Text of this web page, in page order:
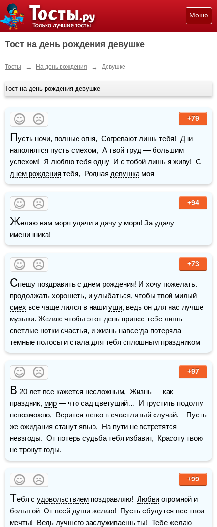
Меню
Тост на день рождения девушке
Тосты → На день рождения → Девушке
Тост на день рождения девушке
+79
Пусть ночи, полные огня,  Согревают лишь тебя!  Дни
наполнятся пусть смехом,  А твой труд — большим
днем рождения тебя,  Родная девушка моя!
+94
Желаю вам моря удачи и дачу у моря
именинника!
+73
Спешу поздравить с днем рождения! И хочу пожелать,
смех все чаще лился в наши уши
музыки. Желаю чтобы этот день принес тебе лишь
светлые нотки счастья, и жизнь навсегда потеряла
темные полосы и стала для тебя сплошным праздником!
+97
В 20 лет все кажется несложным, Жизнь — как
праздник, мир — что сад цветущий…  И грустить подолгу
невозможно,  Верится легко в счастливый случай.    Пусть
же ожидания станут явью,  На пути не встретятся
невзгоды.  От потерь судьба тебя избавит,  Красоту твою
не тронут годы.
+99
Тебя с удовольствием поздравляю! Любви огромной и
мечты!  Ведь лучшего заслуживаешь ты!  Тебе желаю